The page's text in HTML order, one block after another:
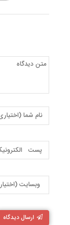
ارسال دیدگاه